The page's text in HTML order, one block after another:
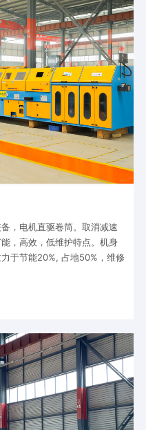
，电机直驱卷筒。取消减速
，高效，低维护特点。机身
于节能20%, 占地50%，维修